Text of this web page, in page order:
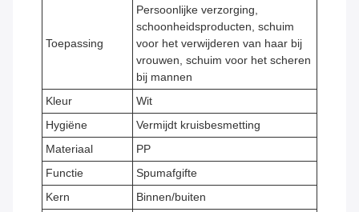
Toepassing
Persoonlijke verzorging,
schoonheidsproducten, schuim
voor het verwijderen van haar bij
vrouwen, schuim voor het scheren
bij mannen
Kleur
Wit
Hygiëne
Vermijdt kruisbesmetting
Materiaal
PP
Functie
Spumafgifte
Kern
Binnen/buiten